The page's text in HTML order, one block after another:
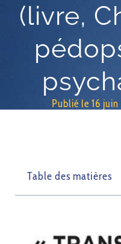
(livre,
Publié le 16 juin
Table des matières